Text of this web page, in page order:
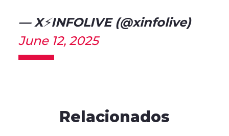
— X⚡️INFOLIVE (@xinfolive)
June 12, 2025
Relacionados